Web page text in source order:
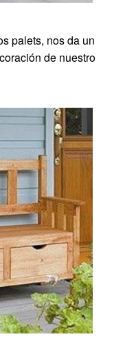
palets, nos da un
de nuestro